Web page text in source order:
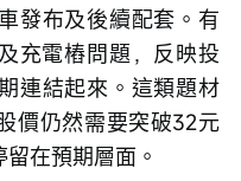
發布及後續配套。有
充電樁問題，反映投
連結起來。這類題材
價仍然需要突破32元
在預期層面。